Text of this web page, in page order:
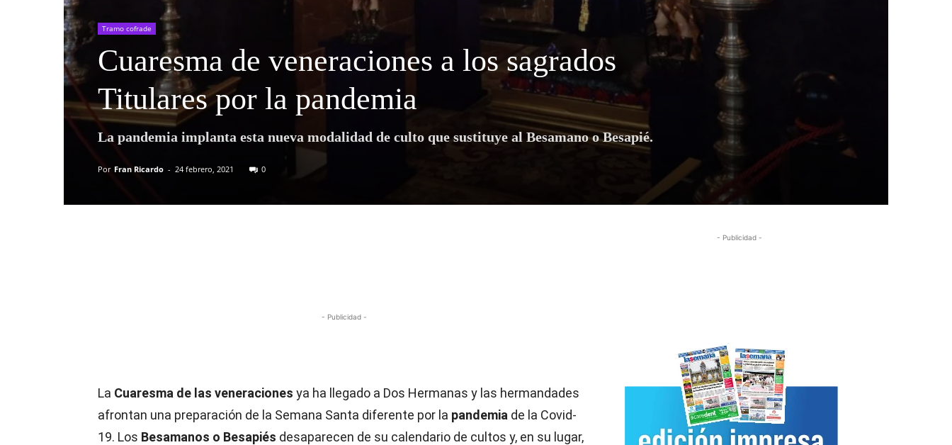
Tramo cofrade
Cuaresma de veneraciones a los sagrados
Titulares por la pandemia
La pandemia implanta esta nueva modalidad de culto que sustituye al Besamano o Besapié.
Por Fran Ricardo - 24 febrero, 2021 0
- Publicidad -
La Cuaresma de las veneraciones ya ha llegado a Dos Hermanas y las hermandades
afrontan una preparación de la Semana Santa diferente por la pandemia de la Covid-
19. Los Besamanos o Besapiés desaparecen de su calendario de cultos y, en su lugar,
- Publicidad -